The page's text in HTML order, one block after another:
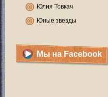
Юлия Товкач
Юные звезды
Мы на Facebook